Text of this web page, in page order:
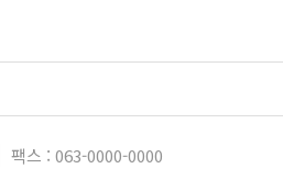
팩스 : 063-0000-0000